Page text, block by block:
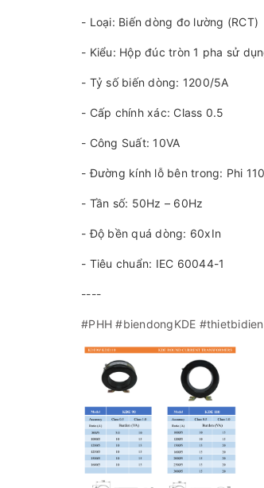
- Loại: Biến dòng đo lường (RCT)
- Kiểu: Hộp đúc tròn 1 pha sử
- Tỷ số biến dòng: 1200/5A
- Cấp chính xác: Class 0.5
- Công Suất: 10VA
- Đường kính lỗ bên trong: Phi
- Tần số: 50Hz – 60Hz
- Độ bền quá dòng: 60xIn
- Tiêu chuẩn: IEC 60044-1
----
#PHH #biendongKDE